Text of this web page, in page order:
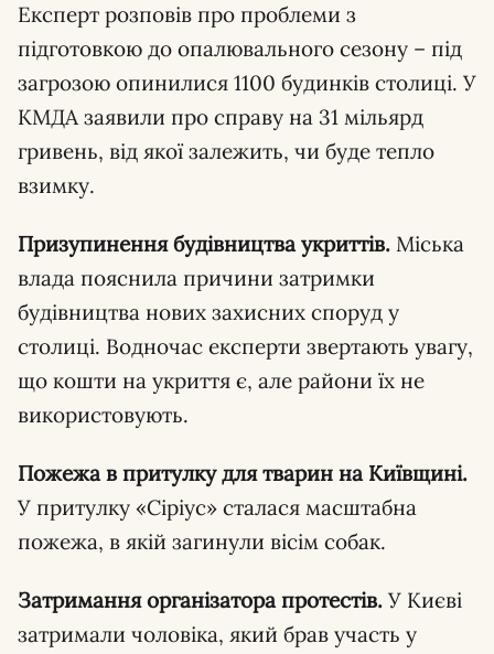
Експерт розповів про проблеми з
підготовкою до опалювального сезону – під
загрозою опинилися 1100 будинків столиці. У
КМДА заявили про справу на 31 мільярд
гривень, від якої залежить, чи буде тепло
взимку.
Призупинення будівництва укриттів. Міська
влада пояснила причини затримки
будівництва нових захисних споруд у
столиці. Водночас експерти звертають увагу,
що кошти на укриття є, але райони їх не
використовують.
Пожежа в притулку для тварин на Київщині.
У притулку «Сіріус» сталася масштабна
пожежа, в якій загинули вісім собак.
Затримання організатора протестів. У Києві
затримали чоловіка, який брав участь у